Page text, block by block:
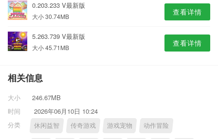
0.203.233 V最新版
大小 30.74MB 查看详情
5.263.739 V最新版
大小 45.71MB 查看详情
相关信息
大小
246.67MB
时间
2026年06月10日 10:24
分类
休闲益智 传奇游戏 游戏宠物 动作冒险